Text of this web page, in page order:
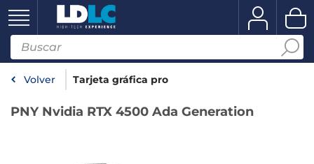
Volver Tarjeta gráfica pro
PNY Nvidia RTX 4500 Ada Generation